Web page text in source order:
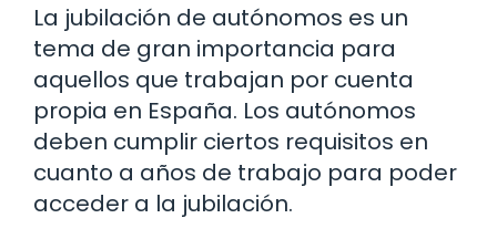
La jubilación de autónomos es un
tema de gran importancia para
aquellos que trabajan por cuenta
propia en España. Los autónomos
deben cumplir ciertos requisitos en
cuanto a años de trabajo para poder
acceder a la jubilación.